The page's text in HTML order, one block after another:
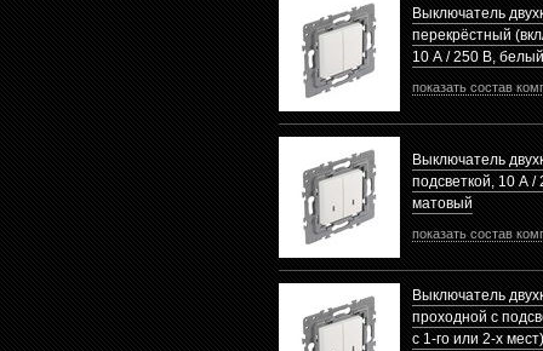
Выключатель
перекрёстный
10 А / 250 В,
показать состав
Выключатель
подсветкой, 10 А
матовый
показать состав
Выключатель
проходной с
с 1-го или 2-х